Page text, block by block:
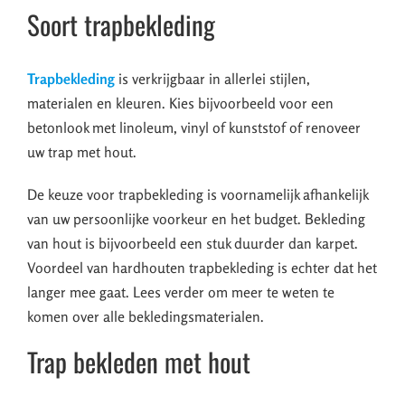
Soort trapbekleding
Trapbekleding is verkrijgbaar in allerlei stijlen,
materialen en kleuren. Kies bijvoorbeeld voor een
betonlook met linoleum, vinyl of kunststof of renoveer
uw trap met hout.
De keuze voor trapbekleding is voornamelijk afhankelijk
van uw persoonlijke voorkeur en het budget. Bekleding
van hout is bijvoorbeeld een stuk duurder dan karpet.
Voordeel van hardhouten trapbekleding is echter dat het
langer mee gaat. Lees verder om meer te weten te
komen over alle bekledingsmaterialen.
Trap bekleden met hout